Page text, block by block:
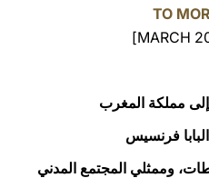
TO
إلى مملكة المغرب
فرنسيس
وممثلي المجتمع المدني